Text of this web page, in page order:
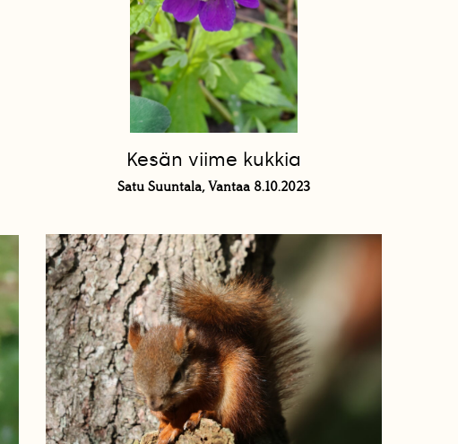
Kesän viime kukkia
Satu Suuntala, Vantaa 8.10.2023